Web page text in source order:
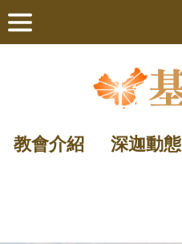
教會介紹 深迦動態